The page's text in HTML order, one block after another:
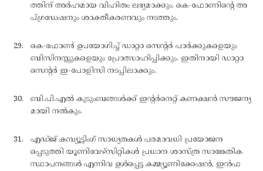
ത്തിന് അര്‍ഹമായ വിഹിതം ലഭ്യമാക്കും. കെ-ഫോണിന്റെ അ
പ്ഗ്രഡേഷനും ശാക്തീകരണവും നടത്തും.
കെ-ഫോണ്‍ ഉപയോഗിച്ച് ഡാറ്റാ സെന്റര്‍ പാര്‍ക്കുകളെയും
ബിസിനസ്സുകളെയും പ്രോത്സാഹിപ്പിക്കും. ഇതിനായി ഡാറ്റാ
സെന്റര്‍ ഇ-പോളിസി നടപ്പിലാക്കും.
ബി.പി.എല്‍ കുടുംബങ്ങള്‍ക്ക് ഇന്റര്‍നെറ്റ് കണക്ഷന്‍ സൗജന്യ
മായി നല്‍കും.
എഡ്ജ് കമ്പ്യൂട്ടിംഗ് സാധ്യതകള്‍ പരമാവധി പ്രയോജന
പ്പെടുത്തി യൂണിവേഴ്സിറ്റികള്‍ പ്രധാന ശാസ്ത്ര സാങ്കേതിക
സ്ഥാപനങ്ങള്‍ എന്നിവ ഉള്‍പ്പെട്ട കമ്മ്യൂണിക്കേഷന്‍, ഇന്‍ഫ